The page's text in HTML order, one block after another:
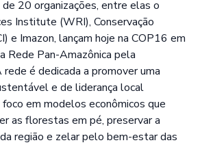
de 20 organizações, entre elas o
Institute (WRI), Conservação
e Imazon, lançam hoje na COP16 em
Rede Pan-Amazônica pela
rede é dedicada a promover uma
e de liderança local
em modelos econômicos que
as florestas em pé, preservar a
região e zelar pelo bem-estar das